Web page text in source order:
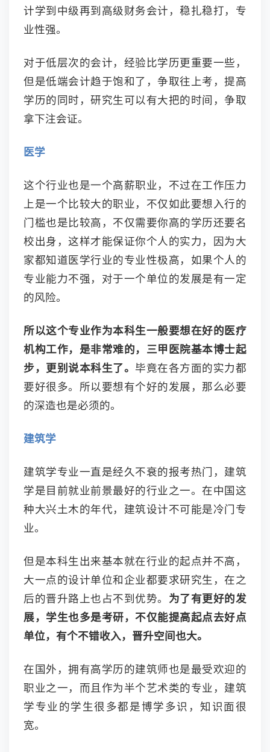
计学到中级再到高级财务会计，稳扎稳打，专
业性强。
对于低层次的会计，经验比学历更重要一些，
但是低端会计趋于饱和了，争取往上考，提高
学历的同时，研究生可以有大把的时间，争取
拿下注会证。
医学
这个行业也是一个高薪职业，不过在工作压力
上是一个比较大的职业，不仅如此要想入行的
门槛也是比较高，不仅需要你高的学历还要名
校出身，这样才能保证你个人的实力，因为大
家都知道医学行业的专业性极高，如果个人的
专业能力不强，对于一个单位的发展是有一定
的风险。
所以这个专业作为本科生一般要想在好的医疗
机构工作，是非常难的，三甲医院基本博士起
步，更别说本科生了。 毕竟在各方面的实力都
要好很多。所以要想有个好的发展，那么必要
的深造也是必须的。
建筑学
建筑学专业一直是经久不衰的报考热门，建筑
学是目前就业前景最好的行业之一。在中国这
种大兴土木的年代，建筑设计不可能是冷门专
业。
但是本科生出来基本就在行业的起点并不高，
大一点的设计单位和企业都要求研究生，在之
后的晋升路上也占不到优势。 为了有更好的发
展，学生也多是考研，不仅能提高起点去好点
单位，有个不错收入，晋升空间也大。
在国外，拥有高学历的建筑师也是最受欢迎的
职业之一，而且作为半个艺术类的专业，建筑
学专业的学生很多都是博学多识，知识面很
宽。